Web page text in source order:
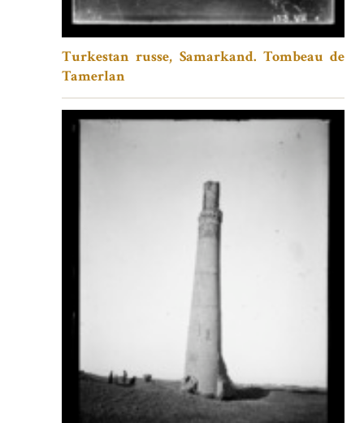
Turkestan russe, Samarkand. Tombeau de
Tamerlan